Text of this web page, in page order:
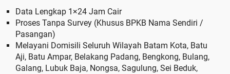
Data Lengkap 1×24 Jam Cair
Proses Tanpa Survey (Khusus BPKB Nama Sendiri /
Pasangan)
Melayani Domisili Seluruh Wilayah Batam Kota, Batu
Aji, Batu Ampar, Belakang Padang, Bengkong, Bulang,
Galang, Lubuk Baja, Nongsa, Sagulung, Sei Beduk,